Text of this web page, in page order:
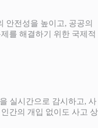
안전성을 높이고, 공공의
를 해결하기 위한 국제적
실시간으로 감시하고, 사
간의 개입 없이도 사고 상